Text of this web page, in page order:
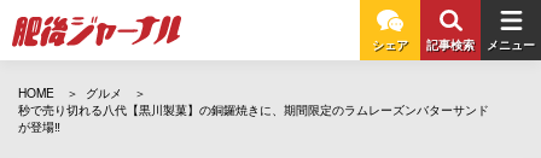
シェア 記事検索 メニュー
HOME
グルメ
秒で売り切れる八代【黒川製菓】の銅鑼焼きに、期間限定のラムレーズンバターサンド
が登場‼︎